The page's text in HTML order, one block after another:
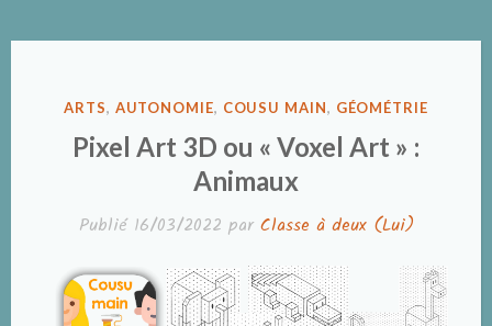
PUBLIÉ
ARTS, AUTONOMIE, COUSU MAIN, GÉOMÉTRIE
Pixel Art 3D ou « Voxel Art » :
Animaux
Publié 16/03/2022 par Classe à deux (Lui)